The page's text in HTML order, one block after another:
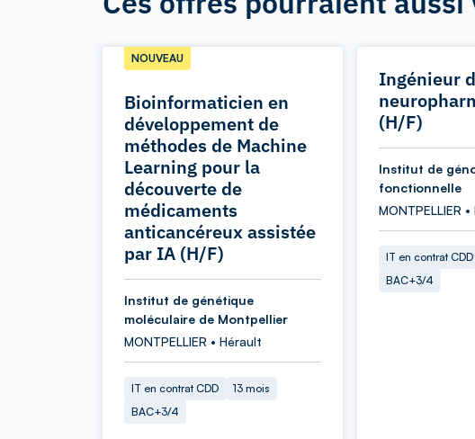
Bioinformaticien en
développement de
méthodes de Machine
Learning pour la
découverte de
médicaments
anticancéreux assistée
par IA (H/F)
NOUVEAU
Institut de génétique
moléculaire de Montpellier
MONTPELLIER • Hérault
IT en contrat CDD
13 mois
BAC+3/4
Ingénieur
(H/F)
Institut de
fonctionnelle
MONTPELLIER
IT en contrat CDD
BAC+3/4